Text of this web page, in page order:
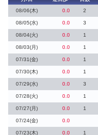
08/06(木)
0.0 2
08/05(水) 0.0 3
08/04(火) 0.0 1
08/03(月) 0.0 1
07/31(金) 0.0 1
07/30(木) 0.0 1
07/29(水) 0.0 3
07/28(火) 0.0 1
07/27(月) 0.0 1
07/24(金) 0.0
07/23(木) 0.0 1